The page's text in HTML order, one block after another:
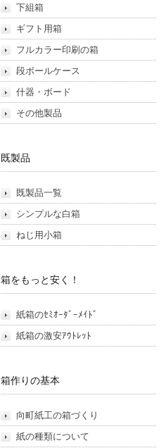
下組箱
ギフト用箱
フルカラー印刷の箱
段ボールケース
什器・ボード
その他製品
既製品
既製品一覧
シンプルな白箱
ねじ用小箱
箱をもっと安く！
紙箱のｾﾐｵｰﾀﾞｰﾒｲﾄﾞ
紙箱の激安ｱｳﾄﾚｯﾄ
箱作りの基本
向町紙工の箱づくり
紙の種類について